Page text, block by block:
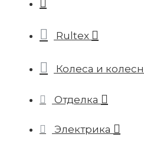
Rultex
Колеса и
Отделка
Электрика